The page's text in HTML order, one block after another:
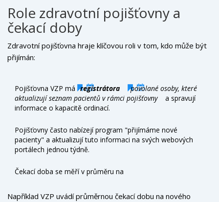
Role zdravotní pojišťovny a
čekací doby
Zdravotní pojišťovna hraje klíčovou roli v tom, kdo může být
přijímán:
Pojišťovna VZP má registrátora
povolané osoby, které
aktualizují seznam pacientů v rámci pojišťovny
a spravují
informace o kapacitě ordinací.
Pojišťovny často nabízejí program "přijímáme nové
pacienty" a aktualizují tuto informaci na svých webových
portálech jednou týdně.
Čekací doba se měří v průměru na
Například VZP uvádí průměrnou čekací dobu na nového